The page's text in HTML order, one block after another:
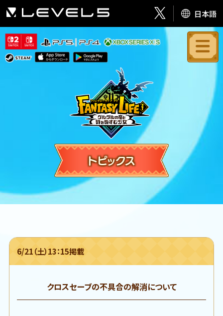
日本語
トピックス
6/21（土）13：15掲載
クロスセーブの不具合の解消について